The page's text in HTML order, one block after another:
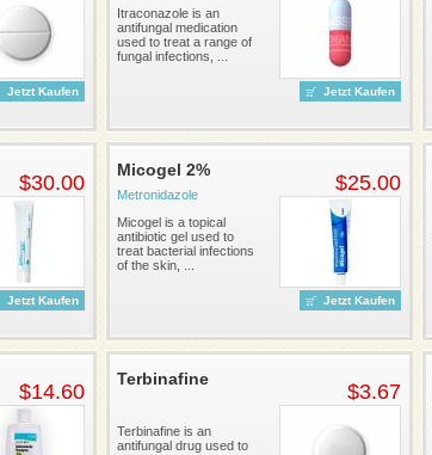
Jetzt Kaufen
Itraconazole is an
antifungal medication
used to treat a range of
fungal infections, ...
Jetzt Kaufen
$30.00
Jetzt Kaufen
Micogel 2%
Metronidazole
Micogel is a topical
antibiotic gel used to
treat bacterial infections
of the skin, ...
$25.00
Jetzt Kaufen
$14.60
Terbinafine
Terbinafine is an
antifungal drug used to
$3.67